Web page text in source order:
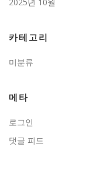
카테고리
미분류
메타
로그인
댓글 피드